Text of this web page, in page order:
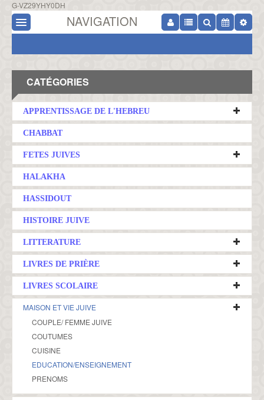
G-VZ29YHY0DH
NAVIGATION
CATÉGORIES
APPRENTISSAGE DE L'HEBREU
CHABBAT
FETES JUIVES
HALAKHA
HASSIDOUT
HISTOIRE JUIVE
LITTERATURE
LIVRES DE PRIÈRE
LIVRES SCOLAIRE
MAISON ET VIE JUIVE
COUPLE/ FEMME JUIVE
COUTUMES
CUISINE
EDUCATION/ENSEIGNEMENT
PRENOMS